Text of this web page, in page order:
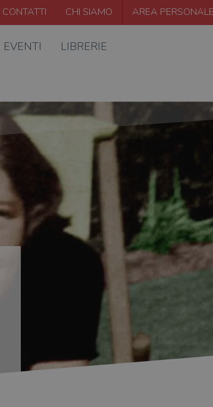
CONTATTI CHI SIAMO AREA PERSONALE
EVENTI LIBRERIE